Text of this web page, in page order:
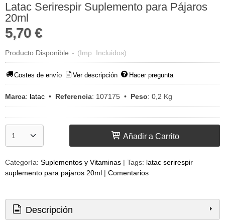
Latac Serirespir Suplemento para Pájaros
20ml
5,70 €
Producto Disponible - (Imp. Incluidos)
Costes de envío Ver descripción Hacer pregunta
Marca: latac • Referencia: 107175 • Peso: 0,2 Kg
Añadir a Carrito
Categoría: Suplementos y Vitaminas | Tags: latac serirespir
suplemento para pajaros 20ml | Comentarios
Descripción